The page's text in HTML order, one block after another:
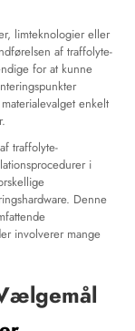
limteknologier eller
af traffolyte-
for at kunne
enkelt
traffolyte-
i
Denne
involverer mange